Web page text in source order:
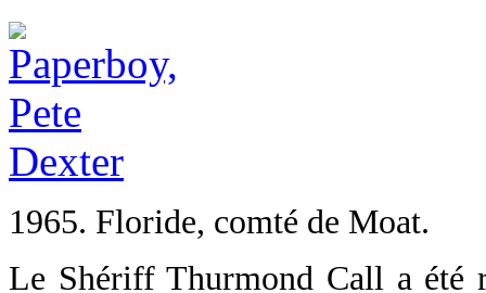
1965. Floride, comté de Moat.
Le Shériff Thurmond Call a été